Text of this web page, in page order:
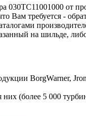
030TC11001000 от
Вам требуется -
на шильде,
BorgWarner,
(более 5 000